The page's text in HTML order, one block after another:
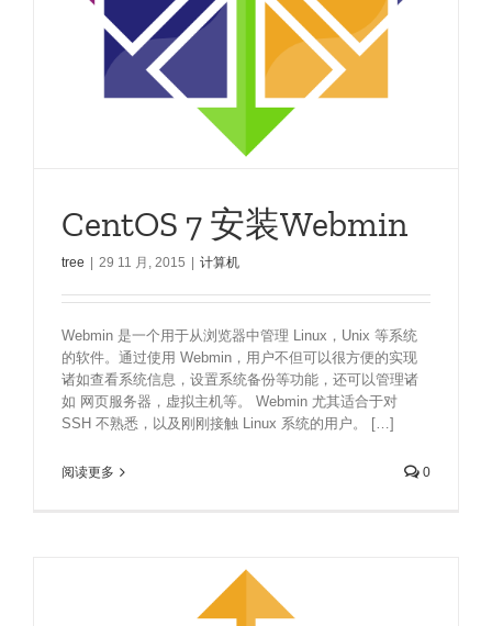
CentOS 7 安装Webmin
tree 29 11 月, 2015 计算机
Webmin 是一个用于从浏览器中管理 Linux，Unix 等系统
的软件。通过使用 Webmin，用户不但可以很方便的实现
诸如查看系统信息，设置系统备份等功能，还可以管理诸
如 网页服务器，虚拟主机等。 Webmin 尤其适合于对
SSH 不熟悉，以及刚刚接触 Linux 系统的用户。 […]
阅读更多 0